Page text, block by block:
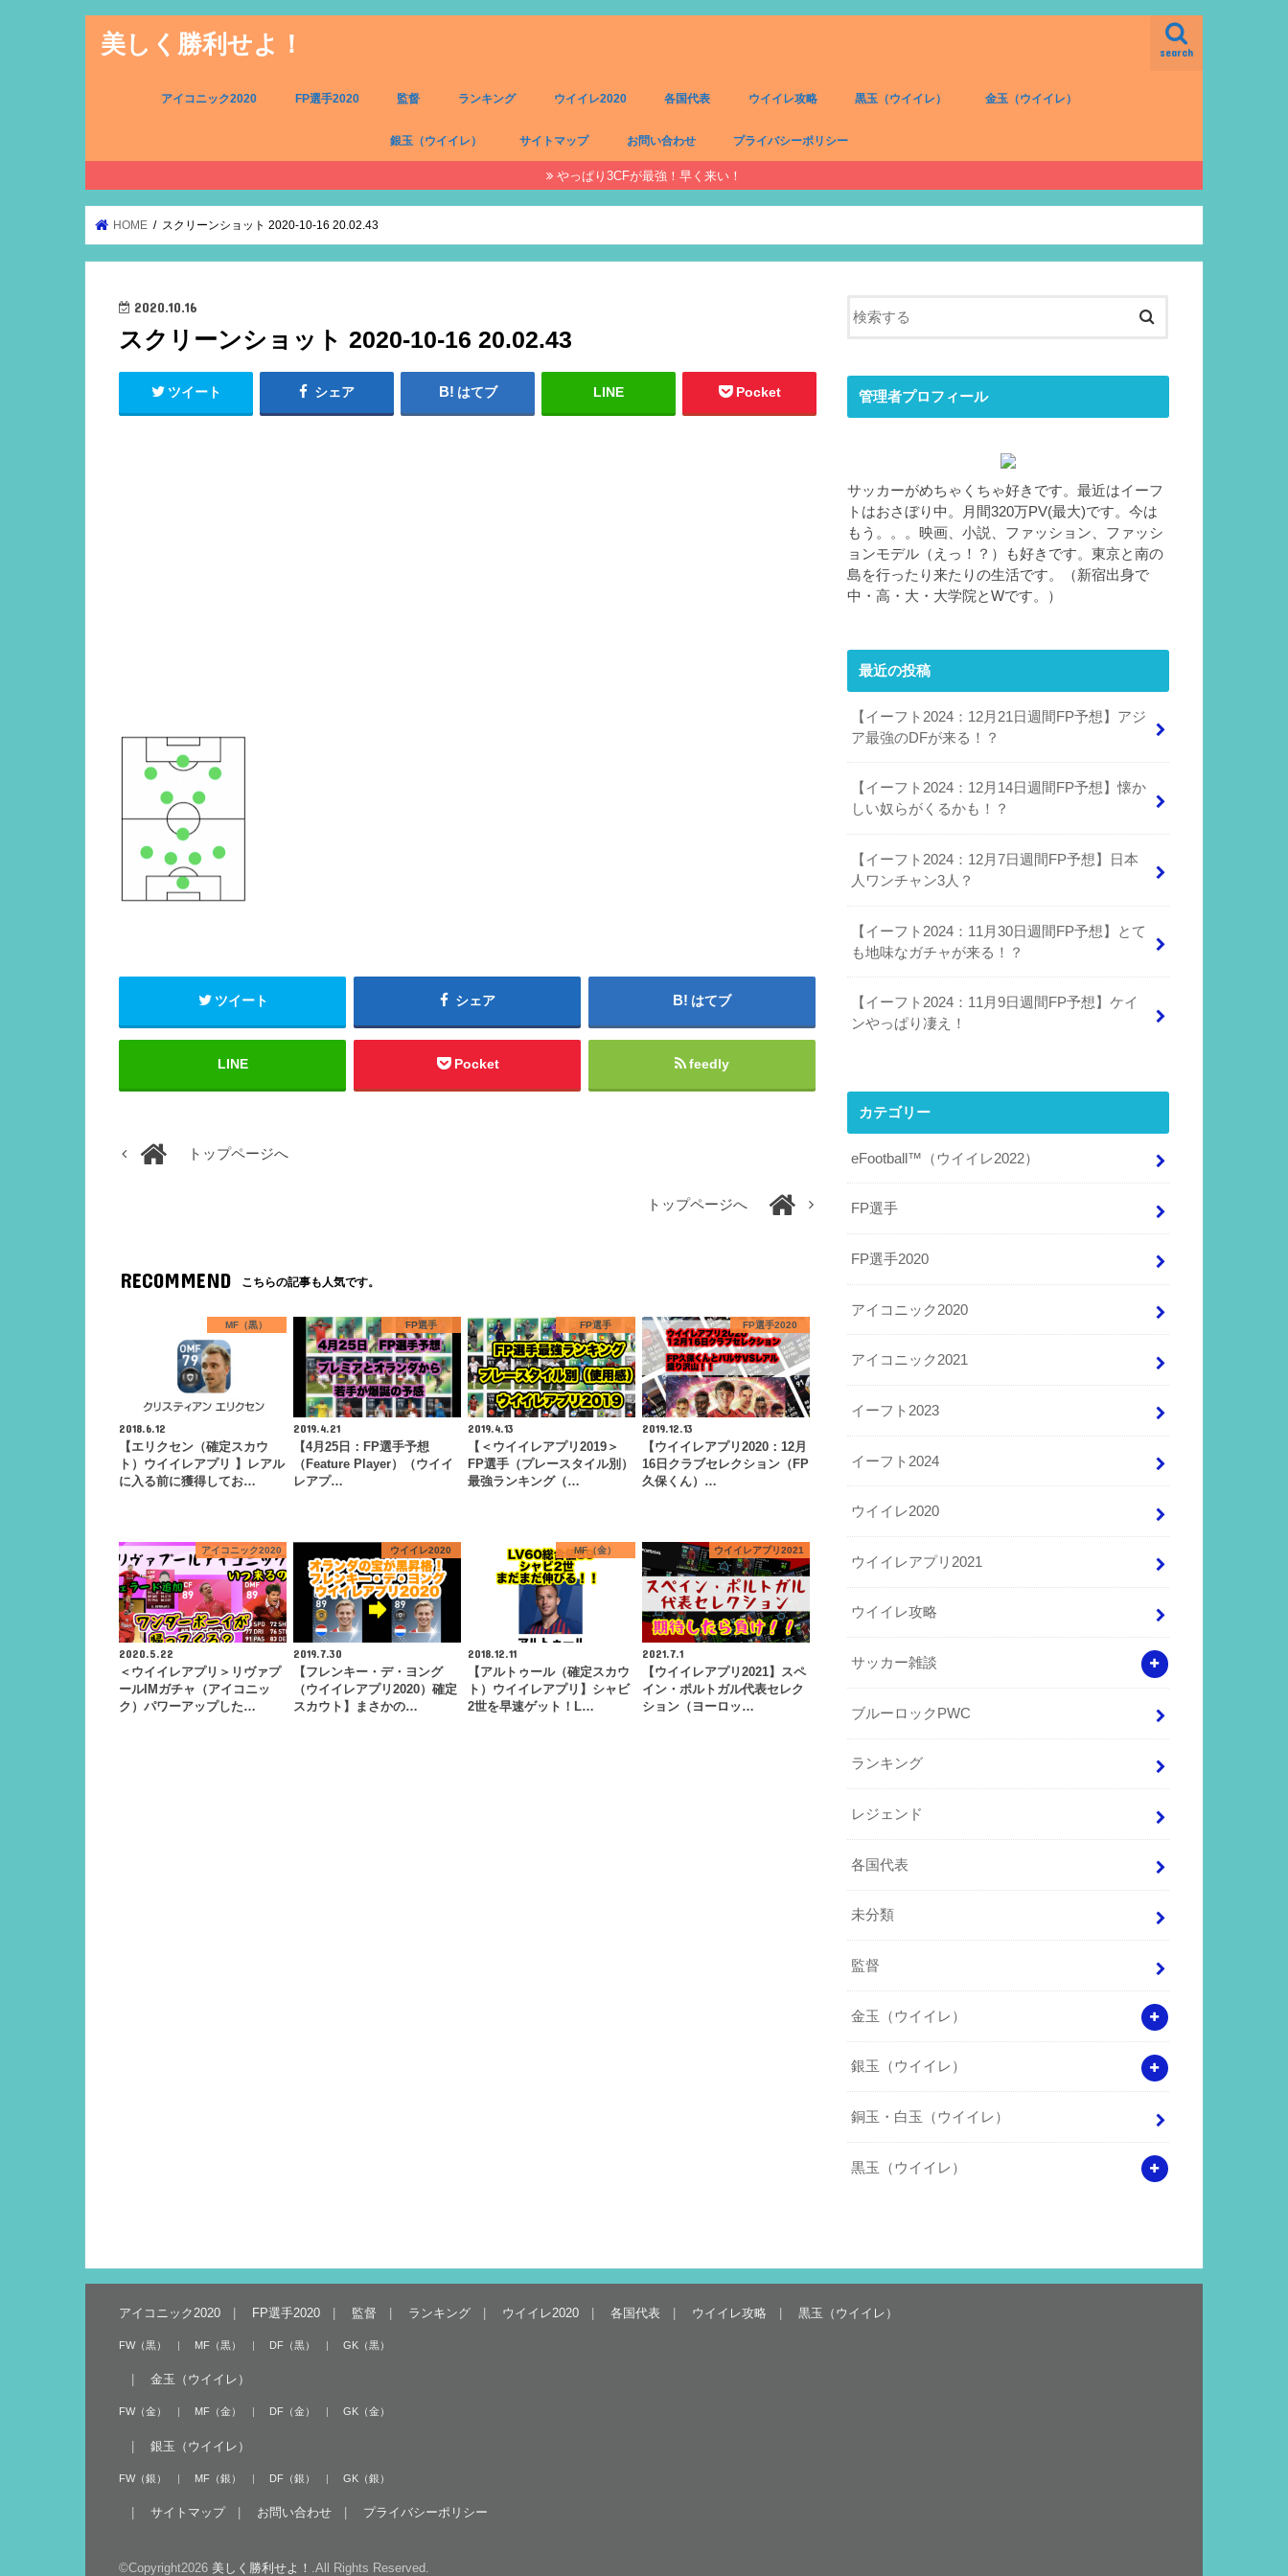
美しく勝利せよ！ search
アイコニック2020 FP選手2020 監督 ランキング ウイイレ2020 各国代表 ウイイレ攻略 黒玉（ウイイレ） 金玉（ウイイレ）
銀玉（ウイイレ） サイトマップ お問い合わせ プライバシーポリシー
やっぱり3CFが最強！早く来い！
HOME スクリーンショット 2020-10-16 20.02.43
2020.10.16
スクリーンショット 2020-10-16 20.02.43
ツイート シェア はてブ LINE Pocket
ツイート シェア はてブ
LINE Pocket feedly
トップページへ
トップページへ
RECOMMEND こちらの記事も人気です。
MF（黒）
2018.6.12
【エリクセン（確定スカウ
ト）ウイイレアプリ 】レアル
に入る前に獲得してお…
FP選手
2019.4.21
【4月25日：FP選手予想
（Feature Player）（ウイイ
レアプ…
FP選手
2019.4.13
【＜ウイイレアプリ2019＞
FP選手（プレースタイル別）
最強ランキング（…
FP選手2020
2019.12.13
【ウイイレアプリ2020：12月
16日クラブセレクション（FP
久保くん）…
アイコニック2020
2020.5.22
＜ウイイレアプリ＞リヴァプ
ールIMガチャ（アイコニッ
ク）パワーアップした…
ウイイレ2020
2019.7.30
【フレンキー・デ・ヨング
（ウイイレアプリ2020）確定
スカウト】まさかの…
MF（金）
2018.12.11
【アルトゥール（確定スカウ
ト）ウイイレアプリ】シャビ
2世を早速ゲット！L…
ウイイレアプリ2021
2021.7.1
【ウイイレアプリ2021】スペ
イン・ポルトガル代表セレク
ション（ヨーロッ…
管理者プロフィール
サッカーがめちゃくちゃ好きです。最近はイーフ
トはおさぼり中。月間320万PV(最大)です。今は
もう。。。映画、小説、ファッション、ファッシ
ョンモデル（えっ！？）も好きです。東京と南の
島を行ったり来たりの生活です。（新宿出身で
中・高・大・大学院とWです。）
最近の投稿
【イーフト2024：12月21日週間FP予想】アジ
ア最強のDFが来る！？
【イーフト2024：12月14日週間FP予想】懐か
しい奴らがくるかも！？
【イーフト2024：12月7日週間FP予想】日本
人ワンチャン3人？
【イーフト2024：11月30日週間FP予想】とて
も地味なガチャが来る！？
【イーフト2024：11月9日週間FP予想】ケイ
ンやっぱり凄え！
カテゴリー
eFootball™（ウイイレ2022）
FP選手
FP選手2020
アイコニック2020
アイコニック2021
イーフト2023
イーフト2024
ウイイレ2020
ウイイレアプリ2021
ウイイレ攻略
サッカー雑談
ブルーロックPWC
ランキング
レジェンド
各国代表
未分類
監督
金玉（ウイイレ）
銀玉（ウイイレ）
銅玉・白玉（ウイイレ）
黒玉（ウイイレ）
アイコニック2020 FP選手2020 監督 ランキング ウイイレ2020 各国代表 ウイイレ攻略 黒玉（ウイイレ）
FW（黒） MF（黒） DF（黒） GK（黒）
金玉（ウイイレ）
FW（金） MF（金） DF（金） GK（金）
銀玉（ウイイレ）
FW（銀） MF（銀） DF（銀） GK（銀）
サイトマップ お問い合わせ プライバシーポリシー
©Copyright2026 美しく勝利せよ！ .All Rights Reserved.